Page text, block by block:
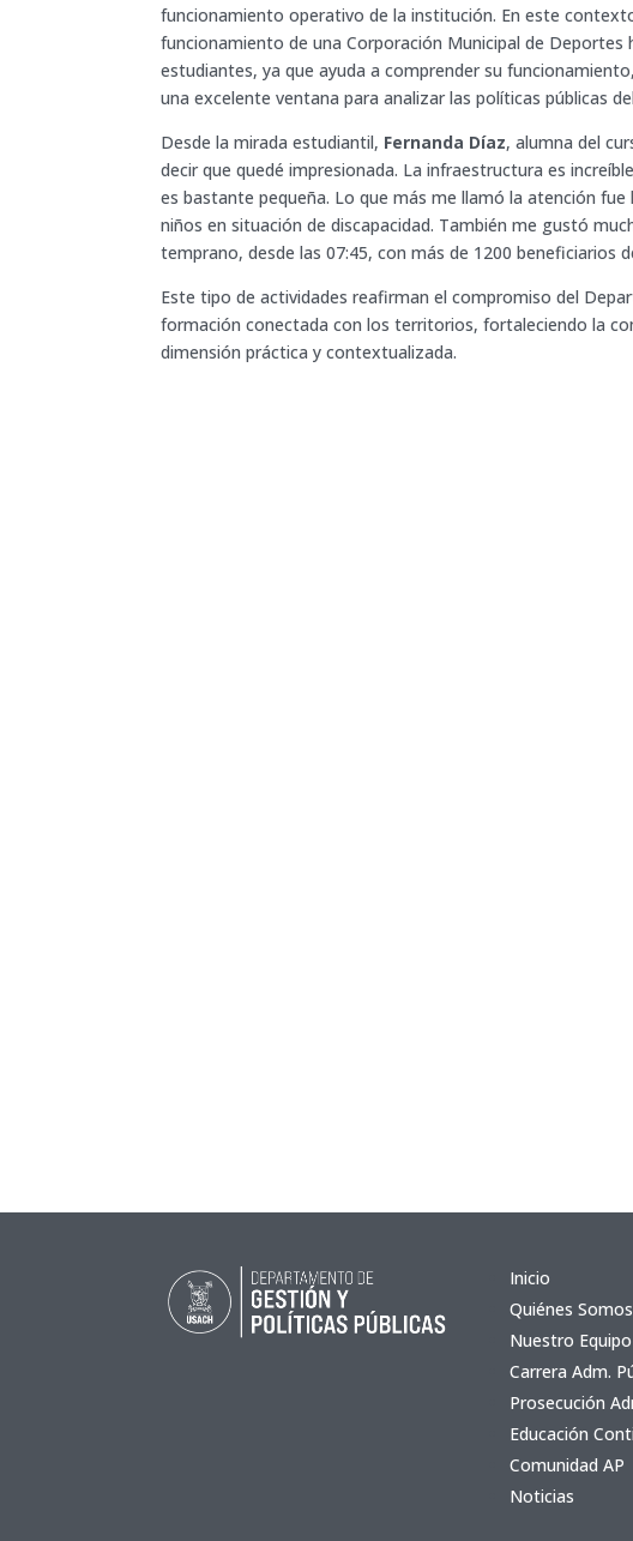
funcionamiento operativo de la institución. En este
funcionamiento de una Corporación Municipal de
estudiantes, ya que ayuda a comprender su
una excelente ventana para analizar las políticas públicas
Desde la mirada estudiantil, Fernanda Díaz, alumna del
decir que quedé impresionada. La infraestructura es
es bastante pequeña. Lo que más me llamó la atención
niños en situación de discapacidad. También me gustó
temprano, desde las 07:45, con más de 1200 beneficiarios
Este tipo de actividades reafirman el compromiso del
formación conectada con los territorios, fortaleciendo la
dimensión práctica y contextualizada.
Inicio
Quiénes Somos
Nuestro Equipo
Carrera Adm.
Prosecución
Educación
Comunidad AP
Noticias